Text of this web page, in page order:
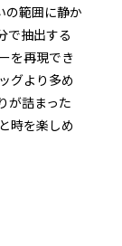
の範囲に静か
で抽出する
を再現でき
グより多め
が詰まった
時を楽しめ